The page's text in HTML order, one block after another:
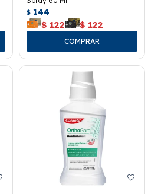
$ 144
$ 122 $ 122